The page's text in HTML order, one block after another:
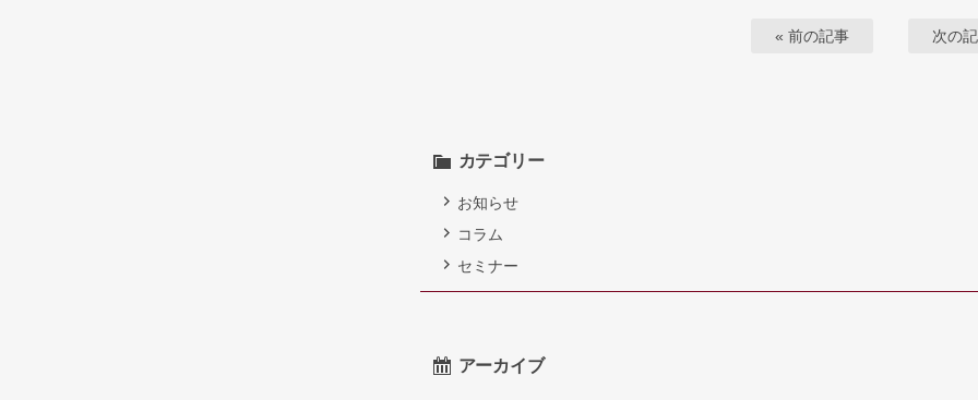
« 前の記事 次の
カテゴリー
お知らせ
コラム
セミナー
アーカイブ